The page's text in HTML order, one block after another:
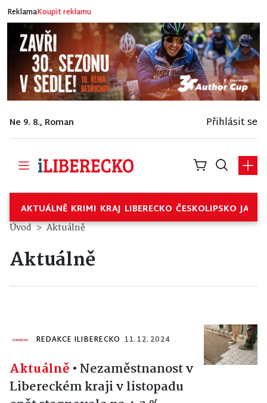
ReklamaKoupit reklamu
Ne 9. 8., Roman Přihlásit se
AKTUÁLNĚ KRIMI KRAJ LIBERECKO ČESKOLIPSKO
Úvod Aktuálně
Aktuálně
REDAKCE ILIBERECKO 11. 12. 2024
Aktuálně • Nezaměstnanost v
Libereckém kraji v listopadu